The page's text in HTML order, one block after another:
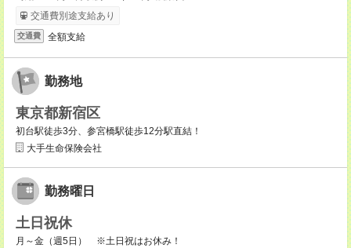
交通費別途支給あり
交通費 全額支給
勤務地
東京都新宿区
初台駅徒歩3分、参宮橋駅徒歩12分駅直結！
大手生命保険会社
勤務曜日
土日祝休
月～金（週5日） ※土日祝はお休み！